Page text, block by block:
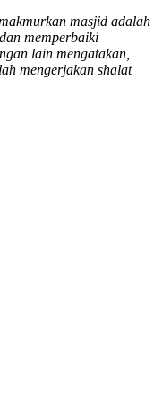
masjid adalah
memperbaiki
lain mengatakan,
mengerjakan shalat